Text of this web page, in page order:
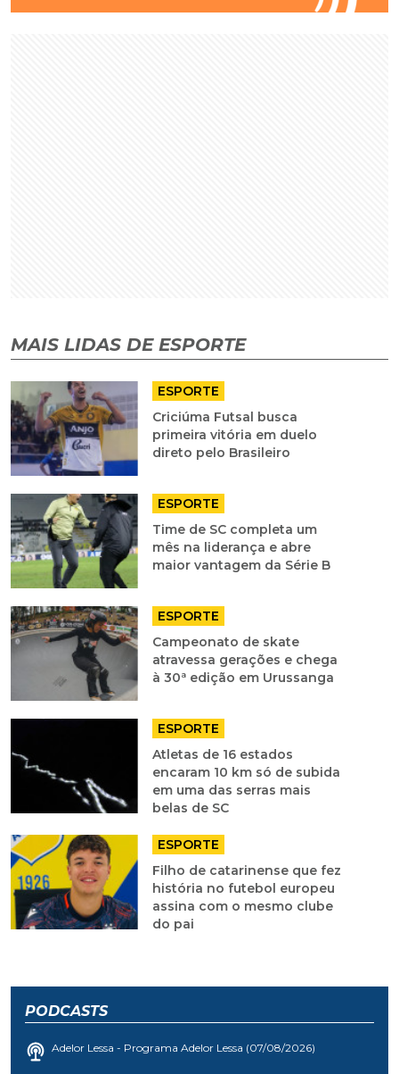
MAIS LIDAS DE ESPORTE
ESPORTE
Criciúma Futsal busca
primeira vitória em duelo
direto pelo Brasileiro
ESPORTE
Time de SC completa um
mês na liderança e abre
maior vantagem da Série B
ESPORTE
Campeonato de skate
atravessa gerações e chega
à 30ª edição em Urussanga
ESPORTE
Atletas de 16 estados
encaram 10 km só de subida
em uma das serras mais
belas de SC
ESPORTE
Filho de catarinense que fez
história no futebol europeu
assina com o mesmo clube
do pai
PODCASTS
Adelor Lessa - Programa Adelor Lessa (07/08/2026)